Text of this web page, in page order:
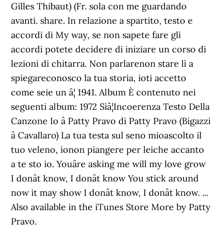
Gilles Thibaut) (Fr. sola con me guardando
avanti. share. In relazione a spartito, testo e
accordi di My way, se non sapete fare gli
accordi potete decidere di iniziare un corso di
lezioni di chitarra. Non parlarenon stare lì a
spiegareconosco la tua storia, ioti accetto
come seie un â¦ 1941. Album È contenuto nei
seguenti album: 1972 Sìâ¦Incoerenza Testo Della
Canzone Io â Patty Pravo di Patty Pravo (Bigazzi
â Cavallaro) La tua testa sul seno mioascolto il
tuo veleno, ionon piangere per leiche accanto
a te sto io. Youâre asking me will my love grow
I donât know, I donât know You stick around
now it may show I donât know, I donât know. ...
Also available in the iTunes Store More by Patty
Pravo.